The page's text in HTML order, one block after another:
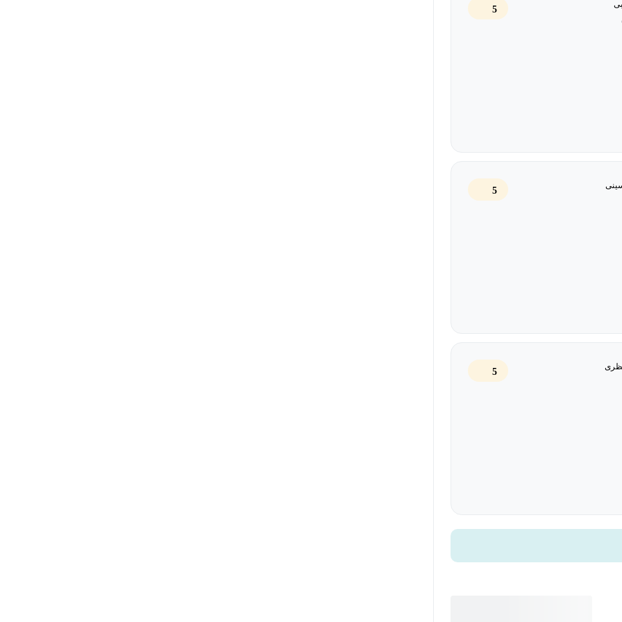
و آن را به شکلی کارآمد و هدفمند
به‌وسیله آن برنامه‌هایی
و سریع‌تر برای رسیدن به آن‌ها پیدا
مؤثر و هوشمندانه در زندگی شخصی و
5
5
5